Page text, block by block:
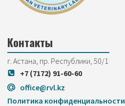
Контакты
г. Астана, пр. Республики, 50/1
+7 (7172) 91-60-60
office@rvl.kz
Политика конфиденциальности